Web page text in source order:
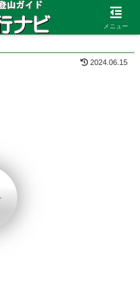
2024.06.15
メニュー